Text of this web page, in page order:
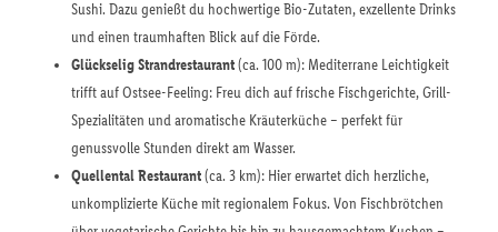
Sushi. Dazu genießt du hochwertige Bio-Zutaten, exzellente Drinks
und einen traumhaften Blick auf die Förde.
Glückselig Strandrestaurant(ca. 100 m): Mediterrane Leichtigkeit
trifft auf Ostsee-Feeling: Freu dich auf frische Fischgerichte, Grill-
Spezialitäten und aromatische Kräuterküche – perfekt für
genussvolle Stunden direkt am Wasser.
Quellental Restaurant(ca. 3 km): Hier erwartet dich herzliche,
unkomplizierte Küche mit regionalem Fokus. Von Fischbrötchen